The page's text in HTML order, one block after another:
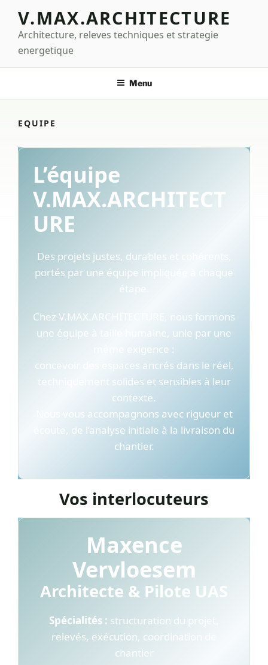
contenu
principal
V.MAX.ARCHITECTURE
Architecture, releves techniques et strategie
energetique
Menu
EQUIPE
L’équipe
V.MAX.ARCHITECT
URE
Des projets justes, durables et cohérents,
portés par une équipe impliquée à chaque
étape.
Chez V.MAX.ARCHITECTURE, nous formons
une équipe à taille humaine, unie par une
même exigence :
concevoir des espaces ancrés dans le réel,
techniquement solides et sensibles à leur
contexte.
Nous vous accompagnons avec rigueur et
écoute, de l’analyse initiale à la livraison du
chantier.
Vos interlocuteurs
Maxence
Vervloesem
Architecte & Pilote UAS
Spécialités : structuration du projet,
relevés, exécution, coordination de
chantier